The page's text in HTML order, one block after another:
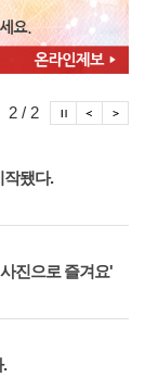
작됐다.
진으로 즐겨요'
2 / 2 포
포토이